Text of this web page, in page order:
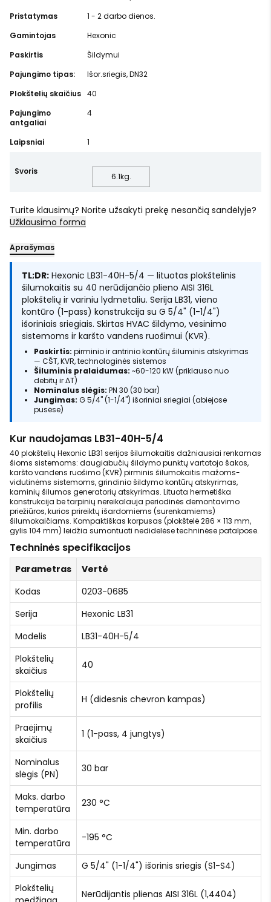
Pristatymas
1 - 2 darbo dienos.
Gamintojas
Hexonic
Paskirtis
Šildymui
Pajungimo tipas:
Išor.sriegis, DN32
Plokštelių skaičius 40
Pajungimo
antgaliai
4
Laipsniai 1
Svoris
6.1kg.
Turite klausimų? Norite užsakyti prekę nesančią sandėlyje?
Užklausimo forma
Aprašymas
TL;DR: Hexonic LB31-40H-5/4 — lituotas plokštelinis
šilumokaitis su 40 nerūdijančio plieno AISI 316L
plokštelių ir variniu lydmetaliu. Serija LB31, vieno
kontūro (1-pass) konstrukcija su G 5/4" (1-1/4")
išoriniais sriegiais. Skirtas HVAC šildymo, vėsinimo
sistemoms ir karšto vandens ruošimui (KVR).
Paskirtis: pirminio ir antrinio kontūrų šiluminis atskyrimas
— CŠT, KVR, technologinės sistemos
Šiluminis pralaidumas: ~60-120 kW (priklauso nuo
debitų ir ΔT)
Nominalus slėgis: PN 30 (30 bar)
Jungimas: G 5/4" (1-1/4") išoriniai sriegiai (abiejose
pusėse)
Kur naudojamas LB31-40H-5/4
40 plokštelių Hexonic LB31 serijos šilumokaitis dažniausiai renkamas
šioms sistemoms: daugiabučių šildymo punktų vartotojo šakos,
karšto vandens ruošimo (KVR) pirminis šilumokaitis mažoms-
vidutinėms sistemoms, grindinio šildymo kontūrų atskyrimas,
kaminių šilumos generatorių atskyrimas. Lituota hermetiška
konstrukcija be tarpinių nereikalauja periodinės demontavimo
priežiūros, kurios prireiktų išardomiems (surenkamiems)
šilumokaičiams. Kompaktiškas korpusas (plokštelė 286 × 113 mm,
gylis 104 mm) leidžia sumontuoti nedidelėse techninėse patalpose.
Techninės specifikacijos
Parametras
Vertė
Kodas
0203-0685
Serija
Hexonic LB31
Modelis
LB31-40H-5/4
Plokštelių
skaičius
40
Plokštelių
profilis
H (didesnis chevron kampas)
Praėjimų
skaičius
1 (1-pass, 4 jungtys)
Nominalus
slėgis (PN)
30 bar
Maks. darbo
temperatūra
230 °C
Min. darbo
temperatūra
-195 °C
Jungimas
G 5/4" (1-1/4") išorinis sriegis (S1-S4)
Plokštelių
Nerūdijantis plienas AISI 316L (1,4404)